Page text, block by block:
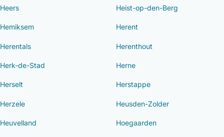
Heers Heist-op-den-Berg
Hemiksem Herent
Herentals Herenthout
Herk-de-Stad Herne
Herselt Herstappe
Herzele Heusden-Zolder
Heuvelland Hoegaarden